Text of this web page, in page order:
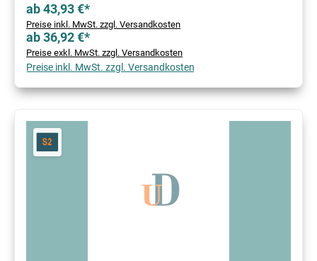
ab 43,93 €*
Preise inkl. MwSt. zzgl. Versandkosten
ab 36,92 €*
Preise exkl. MwSt. zzgl. Versandkosten
Preise inkl. MwSt. zzgl. Versandkosten